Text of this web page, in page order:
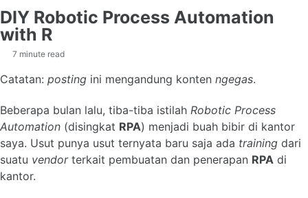
DIY Robotic Process Automation
with R
7 minute read
Catatan: posting ini mengandung konten ngegas.
Beberapa bulan lalu, tiba-tiba istilah Robotic Process
Automation (disingkat RPA) menjadi buah bibir di kantor
saya. Usut punya usut ternyata baru saja ada training dari
suatu vendorterkait pembuatan dan penerapan RPA di
kantor.